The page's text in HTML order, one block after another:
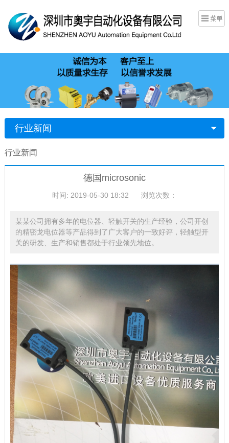
行业新闻
行业新闻
德国microsonic
时间: 2019-05-30 18:32 浏览次数：
某某公司拥有多年的电位器、轻触开关的生产经验，公司开创
的精密龙电位器等产品得到了广大客户的一致好评，轻触型开
关的研发、生产和销售都处于行业领先地位。